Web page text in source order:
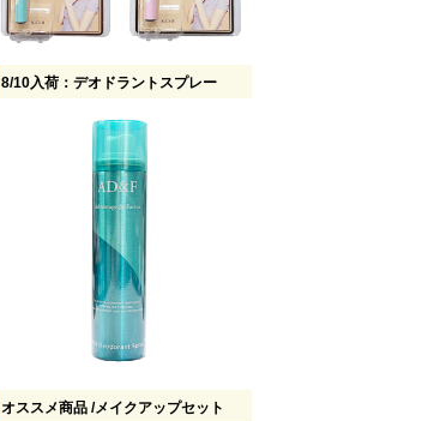
8/10入荷：デオドラントスプレー
オススメ商品 /メイクアップセット